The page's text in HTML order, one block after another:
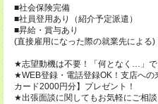
■社会保険完備
■社員登用あり（紹介予定派遣）
■昇給・賞与あり
(直接雇用になった際の就業先による)
★志望動機は不要！「何となく…」で
★WEB登録・電話登録OK！支店へ
カード2000円分】プレゼント！
★出張面談に関してもお気軽にご相談